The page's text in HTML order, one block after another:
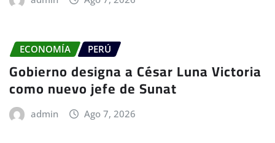
ECONOMÍA PERÚ
Gobierno designa a César Luna Victoria
como nuevo jefe de Sunat
admin Ago 7, 2026